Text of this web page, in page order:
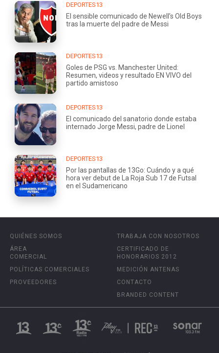
DEPORTES13
El sensible comunicado de Newell’s Old Boys
tras la muerte del padre de Messi
DEPORTES13
Goles de PSG vs. Manchester United:
Resumen, videos y resultado EN VIVO del
partido amistoso
DEPORTES13
El comunicado del sanatorio donde estaba
internado Jorge Messi, padre de Lionel
DEPORTES13
Por las pantallas de 13Go: Cuándo y a qué
hora ver debut de La Roja Sub 17 de Futsal
en el Sudamericano
QUIÉNES SOMOS
ÁREA
COMERCIAL
POLÍTICAS COMERCIALES
PROVEEDORES
TRABAJA CON NOSOTROS
CERTIFICADO DE
HONORARIOS 2012
MEDICIÓN ANTENAS
CONTACTO
BRANDED CONTENT